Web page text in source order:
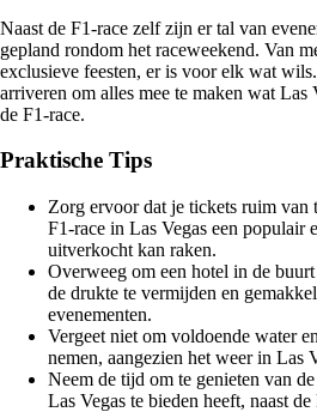
Naast de F1-race zelf zijn er tal van
gepland rondom het raceweekend. Van
exclusieve feesten, er is voor elk wat
arriveren om alles mee te maken wat Las
de F1-race.
Praktische Tips
Zorg ervoor dat je tickets ruim van
F1-race in Las Vegas een populair
uitverkocht kan raken.
Overweeg om een hotel in de
de drukte te vermijden en
evenementen.
Vergeet niet om voldoende water
nemen, aangezien het weer in Las
Neem de tijd om te genieten van
Las Vegas te bieden heeft, naast de